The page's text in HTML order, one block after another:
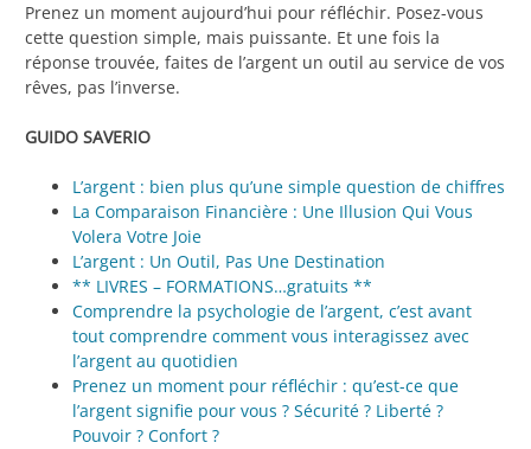
Prenez un moment aujourd’hui pour réfléchir. Posez-vous
cette question simple, mais puissante. Et une fois la
réponse trouvée, faites de l’argent un outil au service de vos
rêves, pas l’inverse.
GUIDO SAVERIO
L’argent : bien plus qu’une simple question de chiffres
La Comparaison Financière : Une Illusion Qui Vous
Volera Votre Joie
L’argent : Un Outil, Pas Une Destination
** LIVRES – FORMATIONS…gratuits **
Comprendre la psychologie de l’argent, c’est avant
tout comprendre comment vous interagissez avec
l’argent au quotidien
Prenez un moment pour réfléchir : qu’est-ce que
l’argent signifie pour vous ? Sécurité ? Liberté ?
Pouvoir ? Confort ?